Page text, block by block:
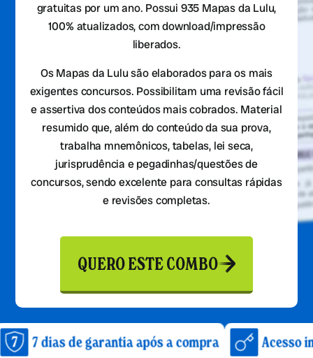
gratuitas por um ano. Possui 935 Mapas da Lulu,
100% atualizados, com download/impressão
liberados.
Os Mapas da Lulu são elaborados para os mais
exigentes concursos. Possibilitam uma revisão fácil
e assertiva dos conteúdos mais cobrados. Material
resumido que, além do conteúdo da sua prova,
trabalha mnemônicos, tabelas, lei seca,
jurisprudência e pegadinhas/questões de
concursos, sendo excelente para consultas rápidas
e revisões completas.
QUERO ESTE COMBO
de garantia após a compra Acesso imediato